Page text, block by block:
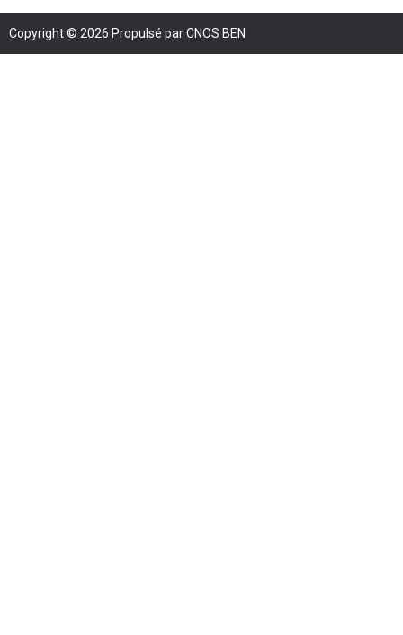
Copyright © 2026 Propulsé par CNOS BEN